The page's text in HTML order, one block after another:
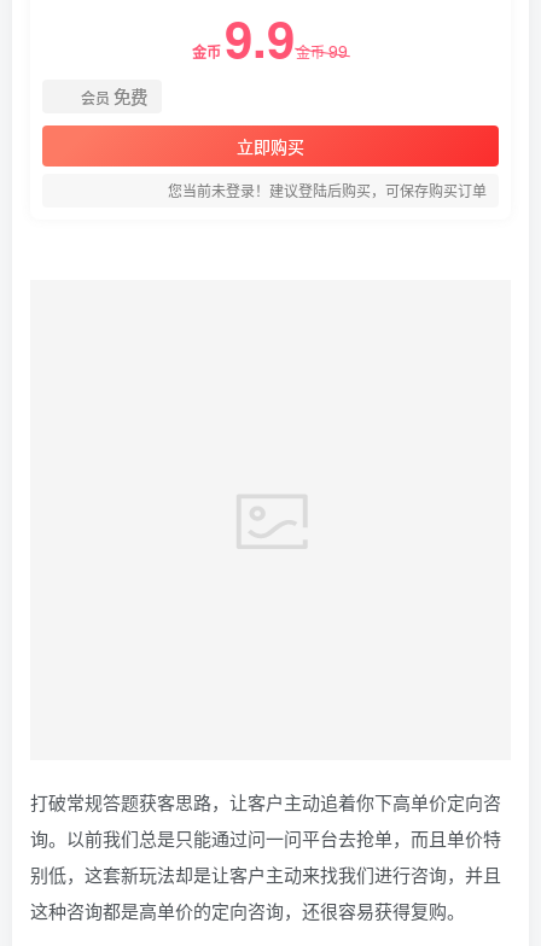
金币 9.9金币99
会员 免费
立即购买
您当前未登录！建议登陆后购买，可保存购买订单
打破常规答题获客思路，让客户主动追着你下高单价定向咨
询。以前我们总是只能通过问一问平台去抢单，而且单价特
别低，这套新玩法却是让客户主动来找我们进行咨询，并且
这种咨询都是高单价的定向咨询，还很容易获得复购。